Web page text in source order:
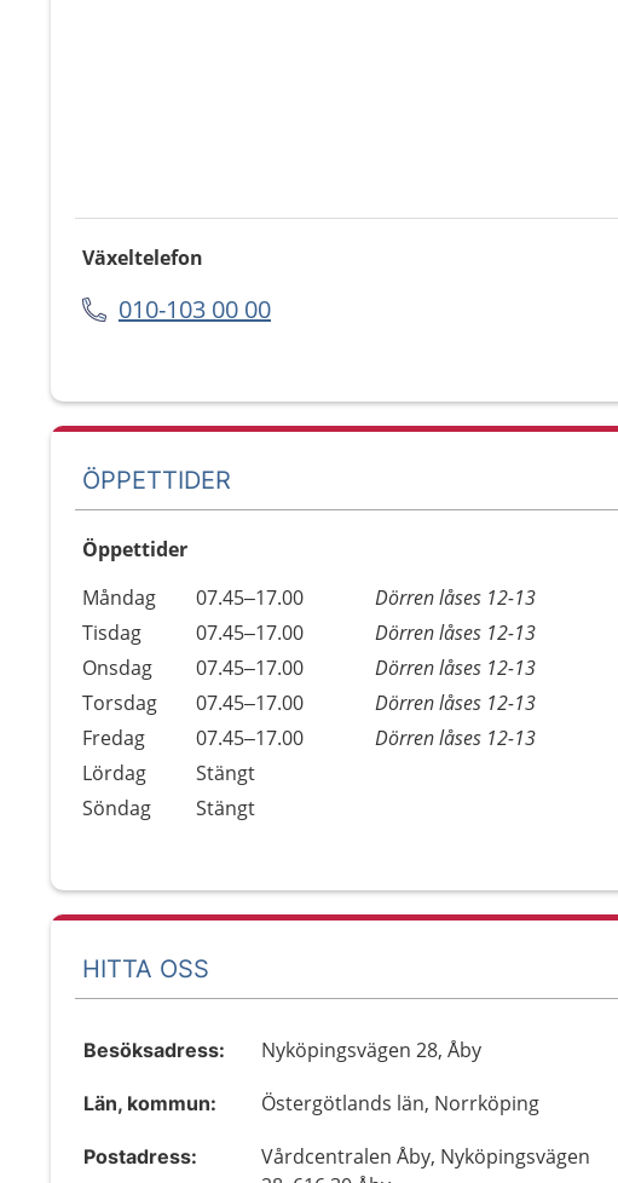
Växeltelefon
010-103 00 00
ÖPPETTIDER
Öppettider
Dag
Öppettider
Kommentarer
Måndag 07.45–17.00
Dörren låses 12-13
Tisdag
07.45–17.00
Dörren låses 12-13
Onsdag
07.45–17.00
Dörren låses 12-13
Torsdag
07.45–17.00
Dörren låses 12-13
Fredag
07.45–17.00
Dörren låses 12-13
Lördag
Stängt
Söndag
Stängt
HITTA OSS
Besöksadress: Nyköpingsvägen 28, Åby
Län, kommun: Östergötlands län, Norrköping
Postadress:
Vårdcentralen Åby, Nyköpingsvägen